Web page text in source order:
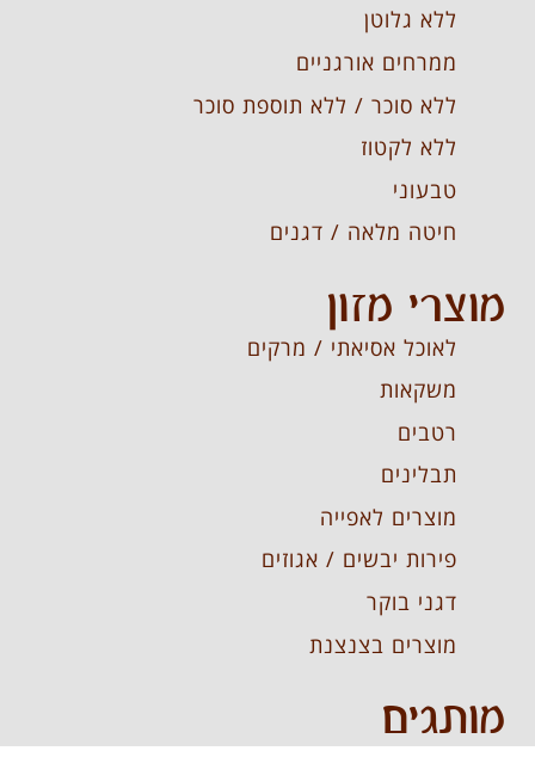
ללא גלוטן
ממרחים אורגניים
ללא סוכר / ללא תוספת סוכר
ללא לקטוז
טבעוני
חיטה מלאה / דגנים
מוצרי מזון
לאוכל אסיאתי / מרקים
משקאות
רטבים
תבלינים
מוצרים לאפייה
פירות יבשים / אגוזים
דגני בוקר
מוצרים בצנצנת
מותגים